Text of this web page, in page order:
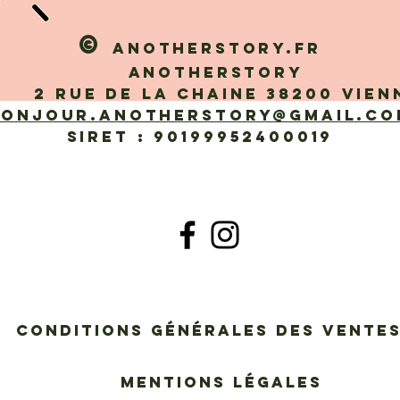
©
Anotherstory.fr
Anotherstory
rue de la Chaine 38200
SIRET : 90199952400019
Conditions générales des
Mentions légales